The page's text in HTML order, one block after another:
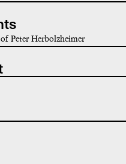
Peter Herbolzheimer